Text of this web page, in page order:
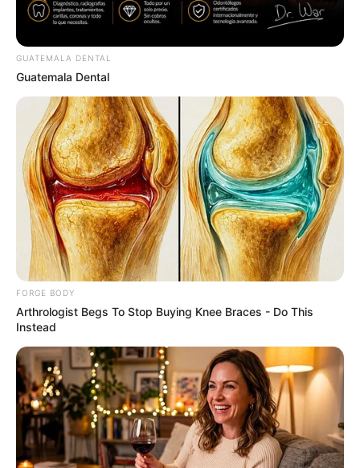
7 Times Stronger Than Viagra! "It Is Sold In Every
Drug Store!"
BOOSTARO
She Spent A Fortune To Look Like A Modern-Day
Barbie
BRAINBERRIES
The Most Unexpected Wedding Dance Moments
GUATEMALA DENTAL
Guatemala Dental
FORGE BODY
Arthrologist Begs To Stop Buying Knee Braces - Do This
Instead